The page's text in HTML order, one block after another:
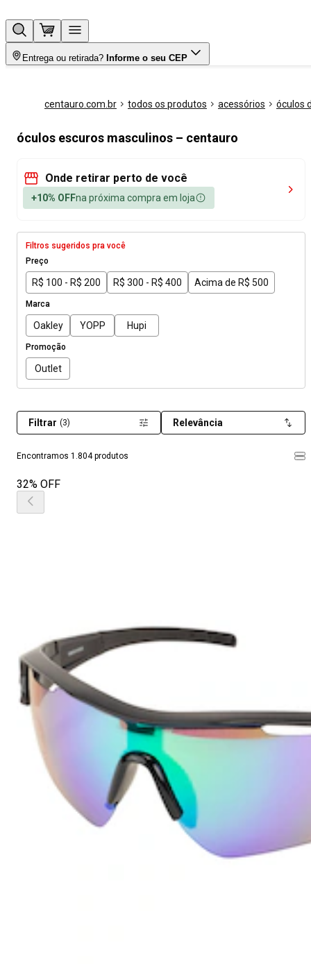
Entrega ou retirada? Informe o seu CEP
centauro.com.br todos os produtos acessórios óculos
óculos escuros masculinos – centauro
Onde retirar perto de você
+10% OFFna próxima compra em loja
Filtros sugeridos pra você
Preço
R$ 100 - R$ 200 R$ 300 - R$ 400 Acima de R$ 500
Marca
Oakley YOPP Hupi
Promoção
Outlet
Encontramos 1.804 produtos
Filtrar (3) Relevância
32% OFF